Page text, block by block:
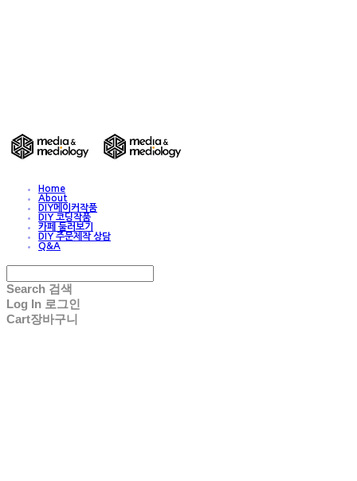
Home
About
DIY메이커작품
DIY 코딩작품
카페 둘러보기
DIY 주문제작 상담
Q&A
Search 검색
Log In 로그인
Cart장바구니